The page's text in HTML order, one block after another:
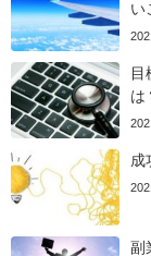
い
目
は
成
副